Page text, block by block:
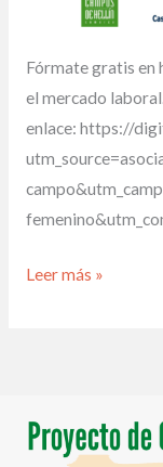
Fórmate gratis en
el mercado
enlace: https://
Leer más »